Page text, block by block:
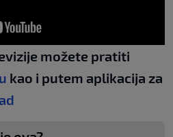
možete pratiti
kao i putem aplikacija za